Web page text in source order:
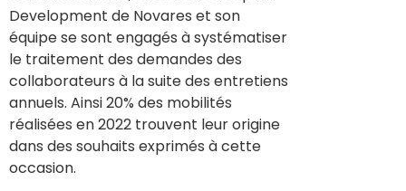
Development de Novares et son
équipe se sont engagés à systématiser
le traitement des demandes des
collaborateurs à la suite des entretiens
annuels. Ainsi 20% des mobilités
réalisées en 2022 trouvent leur origine
dans des souhaits exprimés à cette
occasion.